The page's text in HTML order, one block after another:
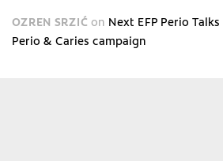
OZREN SRZIĆ on Next EFP Perio
Perio & Caries campaign